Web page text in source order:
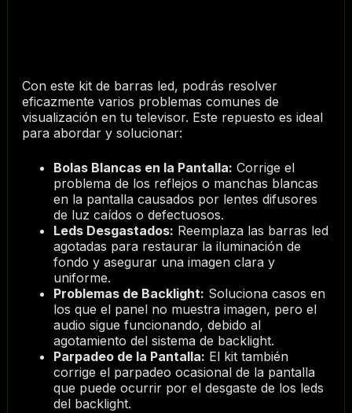
Con este kit de barras led, podrás resolver
eficazmente varios problemas comunes de
visualización en tu televisor. Este repuesto es ideal
para abordar y solucionar:
Bolas Blancas en la Pantalla: Corrige el
problema de los reflejos o manchas blancas
en la pantalla causados por lentes difusores
de luz caídos o defectuosos.
Leds Desgastados: Reemplaza las barras led
agotadas para restaurar la iluminación de
fondo y asegurar una imagen clara y
uniforme.
Problemas de Backlight: Soluciona casos en
los que el panel no muestra imagen, pero el
audio sigue funcionando, debido al
agotamiento del sistema de backlight.
Parpadeo de la Pantalla: El kit también
corrige el parpadeo ocasional de la pantalla
que puede ocurrir por el desgaste de los leds
del backlight.